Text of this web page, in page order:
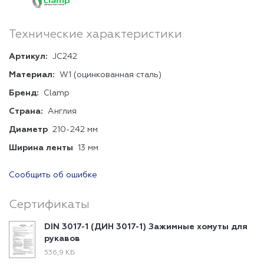
Технические характеристики
Артикул: JC242
Материал: W1 (оцинкованная сталь)
Бренд: Clamp
Страна: Англия
Диаметр 210-242 мм
Ширина ленты 13 мм
Сообщить об ошибке
Сертификаты
DIN 3017-1 (ДИН 3017-1) Зажимные хомуты для
рукавов
536,9 КБ